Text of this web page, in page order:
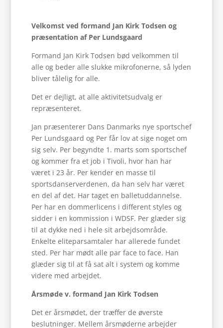
Velkomst ved formand Jan Kirk Todsen og
præsentation af Per Lundsgaard
Formand Jan Kirk Todsen bød velkommen til
alle og beder alle slukke mikrofonerne, så lyden
bliver tålelig for alle.
Det er dejligt, at alle aktivitetsudvalg er
repræsenteret.
Jan præsenterer Dans Danmarks nye sportschef
Per Lundsgaard og Per får lov at sige noget om
sig selv. Per begyndte 1. marts som sportschef
og kommer fra et job i Tivoli, hvor han har
været i 23 år. Per kender en masse til
sportsdanserverdenen, da han selv har været
en del af det. Har taget en balletuddannelse.
Per har en dommerlicens i different styles og
sidder i en kommission i WDSF. Per glæder sig
til at dykke ned i hele sit arbejdsområde.
Enkelte eliteparsamtaler har allerede fundet
sted. Per har mødt alle par face to face. Han
glæder sig til at få sat alt i system og komme
videre med arbejdet.
Årsmøde v. formand Jan Kirk Todsen
Det er årsmødet, der træffer de øverste
beslutninger. Mellem årsmøderne arbejder